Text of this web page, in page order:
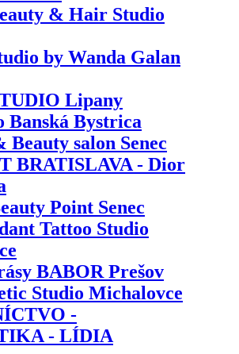
& Hair Studio
by Wanda Galan
Lipany
Banská Bystrica
salon Senec
BRATISLAVA - Dior
Point Senec
Tattoo Studio
BABOR Prešov
Studio Michalovce
-
- LÍDIA